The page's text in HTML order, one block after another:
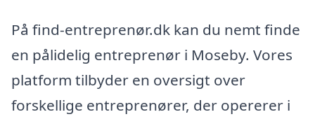
På find-entreprenør.dk kan du nemt finde
en pålidelig entreprenør i Moseby. Vores
platform tilbyder en oversigt over
forskellige entreprenører, der opererer i